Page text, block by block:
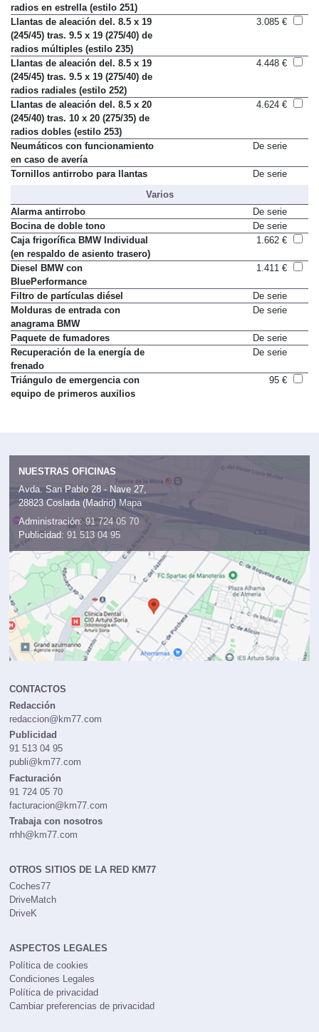
radios en estrella (estilo 251)
Llantas de aleación del. 8.5 x 19
(245/45) tras. 9.5 x 19 (275/40) de
radios múltiples (estilo 235)
3.085 €
Llantas de aleación del. 8.5 x 19
(245/45) tras. 9.5 x 19 (275/40) de
radios radiales (estilo 252)
4.448 €
Llantas de aleación del. 8.5 x 20
(245/40) tras. 10 x 20 (275/35) de
radios dobles (estilo 253)
4.624 €
Neumáticos con funcionamiento
en caso de avería
De serie
Tornillos antirrobo para llantas
De serie
Varios
Alarma antirrobo
De serie
Bocina de doble tono
De serie
Caja frigorífica BMW Individual
(en respaldo de asiento trasero)
1.662 €
Diesel BMW con
BluePerformance
1.411 €
Filtro de partículas diésel
De serie
Molduras de entrada con
anagrama BMW
De serie
Paquete de fumadores
De serie
Recuperación de la energía de
frenado
De serie
Triángulo de emergencia con
equipo de primeros auxilios
95 €
NUESTRAS OFICINAS
Avda. San Pablo 28 - Nave 27,
28823 Coslada (Madrid) Mapa
Administración: 91 724 05 70
Publicidad: 91 513 04 95
CONTACTOS
Redacción
redaccion@km77.com
Publicidad
91 513 04 95
publi@km77.com
Facturación
91 724 05 70
facturacion@km77.com
Trabaja con nosotros
rrhh@km77.com
OTROS SITIOS DE LA RED KM77
Coches77
DriveMatch
DriveK
ASPECTOS LEGALES
Política de cookies
Condiciones Legales
Política de privacidad
Cambiar preferencias de privacidad